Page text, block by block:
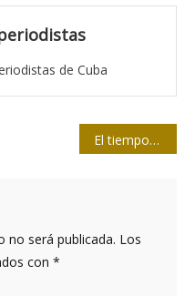
de Cuba
El tiempo señala el camino de la prensa
no será publicada. Los
con *